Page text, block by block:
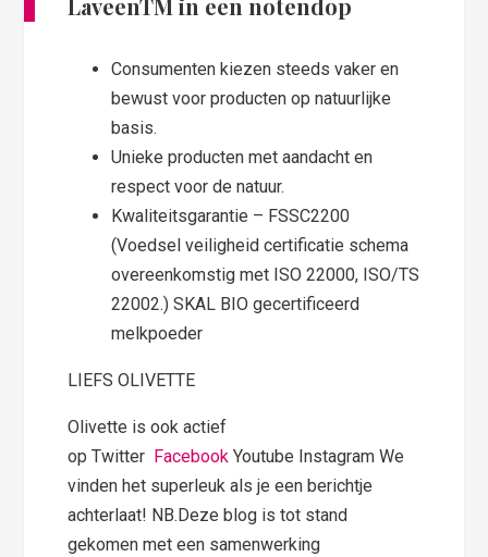
LaveenTM in een notendop
Consumenten kiezen steeds vaker en
bewust voor producten op natuurlijke
basis.
Unieke producten met aandacht en
respect voor de natuur.
Kwaliteitsgarantie – FSSC2200
(Voedsel veiligheid certificatie schema
overeenkomstig met ISO 22000, ISO/TS
22002.) SKAL BIO gecertificeerd
melkpoeder
LIEFS OLIVETTE
Olivette is ook actief
op Twitter Facebook Youtube Instagram We
vinden het superleuk als je een berichtje
achterlaat! NB.Deze blog is tot stand
gekomen met een samenwerking